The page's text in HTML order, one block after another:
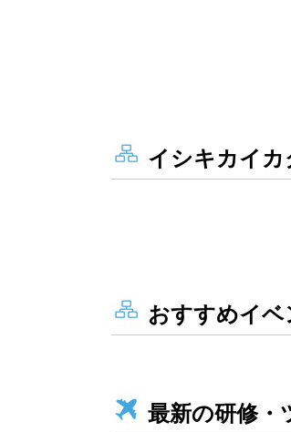
イシキカイ
おすすめイベ
最新の研修・